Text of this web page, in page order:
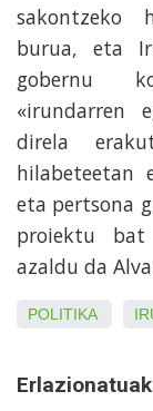
sakontzeko
burua, eta
gobernu
«irundarren
direla
hilabeteetan
eta pertsona
proiektu bat
azaldu da
POLITIKA
Erlazionatuak